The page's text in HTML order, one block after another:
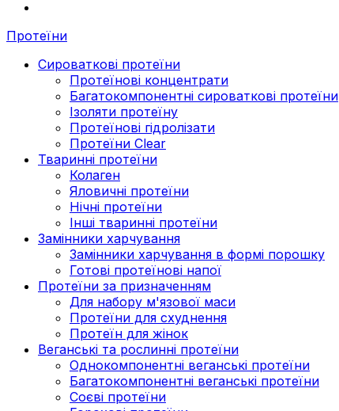
Протеїни
Сироваткові протеїни
Протеїнові концентрати
Багатокомпонентні сироваткові протеїни
Ізоляти протеїну
Протеїнові гідролізати
Протеїни Clear
Тваринні протеїни
Колаген
Яловичні протеїни
Нічні протеїни
Інші тваринні протеїни
Замінники харчування
Замінники харчування в формі порошку
Готові протеїнові напої
Протеїни за призначенням
Для набору м'язової маси
Протеїни для схуднення
Протеїн для жінок
Веганські та рослинні протеїни
Однокомпонентні веганські протеїни
Багатокомпонентні веганські протеїни
Cоєві протеїни